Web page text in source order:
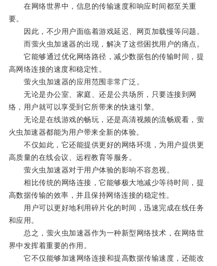
在网络世界中，信息的传输速度和响应时间都至关重
要。
因此，不少用户面临着游戏延迟、网页加载慢等问题。
而萤火虫加速器的出现，解决了这些困扰用户的痛点。
它能够通过优化网络路径，减少数据包的传输时间，提
高网络连接的速度和稳定性。
萤火虫加速器的应用范围非常广泛。
无论是办公室、家庭、还是公共场所，只要连接到网
络，用户就可以享受到它所带来的快速引擎。
无论是在线游戏的畅玩，还是高清视频的流畅观看，萤
火虫加速器都能为用户带来全新的体验。
不仅如此，它还能提供更好的网络环境，为用户提供更
高质量的在线会议、远程教育等服务。
萤火虫加速器对于用户体验的影响不容忽视。
相比传统的网络连接，它能够极大地减少等待时间，提
高数据传输的效率，并且保持网络连接的稳定性。
用户可以更好地利用碎片化的时间，迅速完成在线任务
和应用。
总之，萤火虫加速器作为一种新型网络技术，在网络世
界中发挥着重要的作用。
它不仅能够加速网络连接和提高数据传输速度，还能改